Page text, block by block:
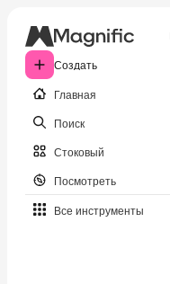
Создать
Главная
Поиск
Стоковый
Посмотреть
Все инструменты